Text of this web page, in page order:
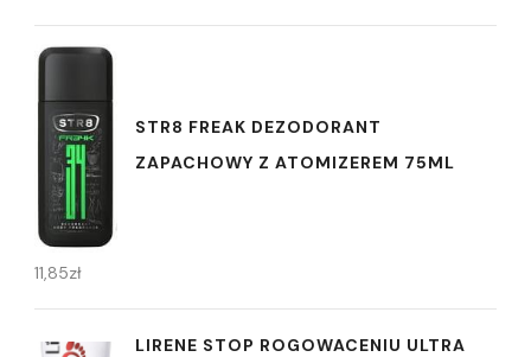
STR8 FREAK DEZODORANT
ZAPACHOWY Z ATOMIZEREM 75ML
11,85zł
LIRENE STOP ROGOWACENIU ULTRA